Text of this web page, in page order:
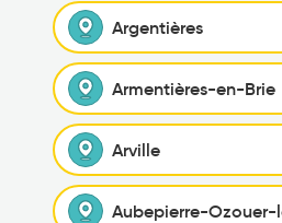
Argentières
Armentières-en-Brie
Arville
Aubepierre-Ozouer-